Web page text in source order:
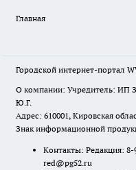
Главная
Городской интернет-портал
О компании: Учредитель: ИП
Ю.Г.
Адрес: 610001, Кировская
Знак информационной
Контакты: Редакция:
red@pg52.ru